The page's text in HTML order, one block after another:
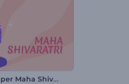
Video di auguri per Maha Shivratri